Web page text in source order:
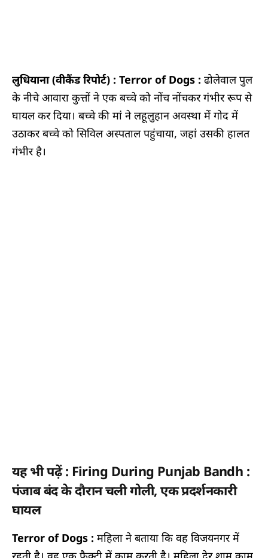
लुधियाना (वीकैंड रिपोर्ट) : Terror of Dogs : ढोलेवाल पुल
के नीचे आवारा कुत्तों ने एक बच्चे को नोंच नोंचकर गंभीर रूप से
घायल कर दिया। बच्चे की मां ने लहूलुहान अवस्था में गोद में
उठाकर बच्चे को सिविल अस्पताल पहुंचाया, जहां उसकी हालत
गंभीर है।
यह भी पढ़ें : Firing During Punjab Bandh :
पंजाब बंद के दाैरान चली गोली, एक प्रदर्शनकारी
घायल
Terror of Dogs : महिला ने बताया कि वह विजयनगर में